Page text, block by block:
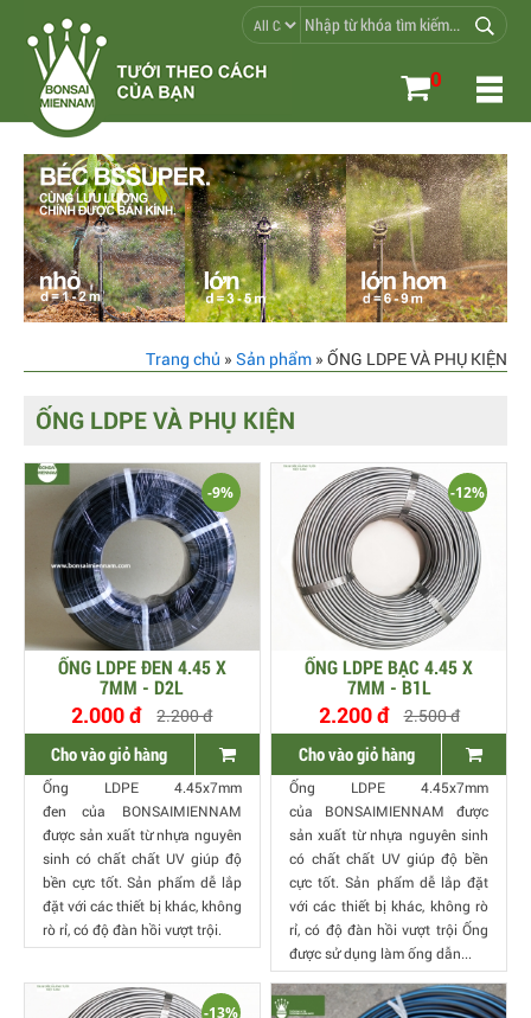
0
Trang chủ » Sản phẩm » ỐNG LDPE VÀ PHỤ KIỆN
ỐNG LDPE VÀ PHỤ KIỆN
ỐNG LDPE ĐEN 4.45 X
7MM - D2L
2.000 đ
2.200 đ
-9%
Cho vào giỏ hàng
Ống LDPE 4.45x7mm
đen của BONSAIMIENNAM
được sản xuất từ nhựa nguyên
sinh có chất chất UV giúp độ
bền cực tốt. Sản phẩm dễ lắp
đặt với các thiết bị khác, không
rò rỉ, có độ đàn hồi vượt trội.
ỐNG LDPE BẠC 4.45 X
7MM - B1L
2.200 đ
2.500 đ
-12%
Cho vào giỏ hàng
Ống LDPE 4.45x7mm
của BONSAIMIENNAM được
sản xuất từ nhựa nguyên sinh
có chất chất UV giúp độ bền
cực tốt. Sản phẩm dễ lắp đặt
với các thiết bị khác, không rò
rỉ, có độ đàn hồi vượt trội Ống
được sử dụng làm ống dẫn...
-13%